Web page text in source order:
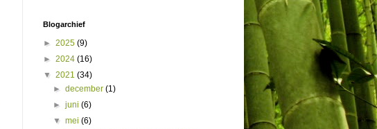
Blogarchief
► 2025 (9)
► 2024 (16)
▼ 2021 (34)
►december(1)
►juni(6)
▼mei(6)